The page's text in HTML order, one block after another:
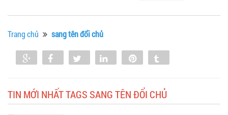
Trang chủ sang tên đổi chủ
Share Share Tweet Share
TIN MỚI NHẤT TAGS SANG TÊN ĐỔI CHỦ